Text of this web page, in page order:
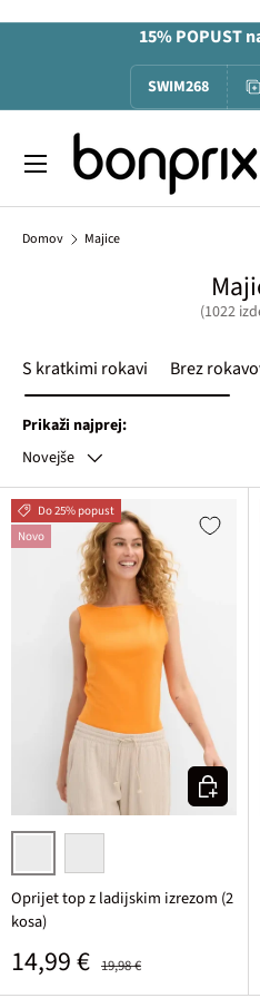
15% POPUST
SWIM268
Iskanje
Menu
Domov Majice
(1022
S kratkimi rokavi Brez
Prikaži najprej:
Novejše
Do 25% popust
Novo
svetlo siva melirana/živo oranžna
bela/črna
Oprijet top z ladijskim izrezom (2
kosa)
Prodajna cena
14,99 € 19,98 €
Izberi